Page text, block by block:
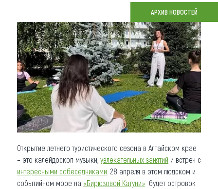
Что привезти (сувениры)
О регионе
Коллекция впечатлений
Другие рубрики
АРХИВ НОВОСТЕЙ
Открытие летнего туристического сезона в Алтайском крае
– это калейдоскоп музыки, увлекательных занятий и встреч с
интересными собеседниками . 28 апреля в этом людском и
событийном море на «Бирюзовой Катуни» будет островок